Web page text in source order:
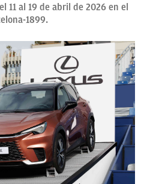
11 al 19 de abril de 2026 en el
1899.